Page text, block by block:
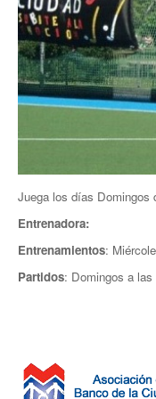
Natación
Matronatación
Adolescentes
Escuela
Servicios
Consultorio Médico
Colonia de vacaciones de
Juega los días Domingos
Entrenadora:
Entrenamientos:
Partidos: Domingos a las